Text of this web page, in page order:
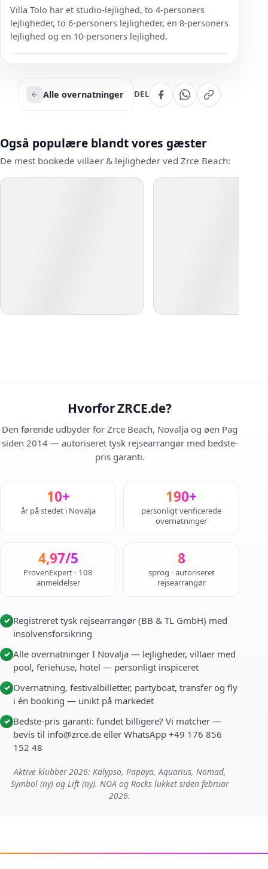
Villa Tolo har et studio-lejlighed, to 4-personers
lejligheder, to 6-personers lejligheder, en 8-personers
lejlighed og en 10-personers lejlighed.
Alle overnatninger DEL
Også populære blandt vores gæster
De mest bookede villaer & lejligheder ved Zrce Beach:
Hvorfor ZRCE.de?
Den førende udbyder for Zrce Beach, Novalja og øen Pag
siden 2014 — autoriseret tysk rejsearrangør med bedste-
pris garanti.
10+
år på stedet i Novalja
190+
personligt verificerede
overnatninger
4,97/5
ProvenExpert · 108
anmeldelser
8
sprog · autoriseret
rejsearrangør
✓ Registreret tysk rejsearrangør (BB & TL GmbH) med
insolvensforsikring
✓ Alle overnatninger I Novalja — lejligheder, villaer med
pool, feriehuse, hotel — personligt inspiceret
✓ Overnatning, festivalbilletter, partyboat, transfer og fly
i én booking — unikt på markedet
✓ Bedste-pris garanti: fundet billigere? Vi matcher —
bevis til info@zrce.de eller WhatsApp +49 176 856
152 48
Aktive klubber 2026: Kalypso, Papaya, Aquarius, Nomad,
Symbol (ny) og Lift (ny). NOA og Rocks lukket siden februar
2026.